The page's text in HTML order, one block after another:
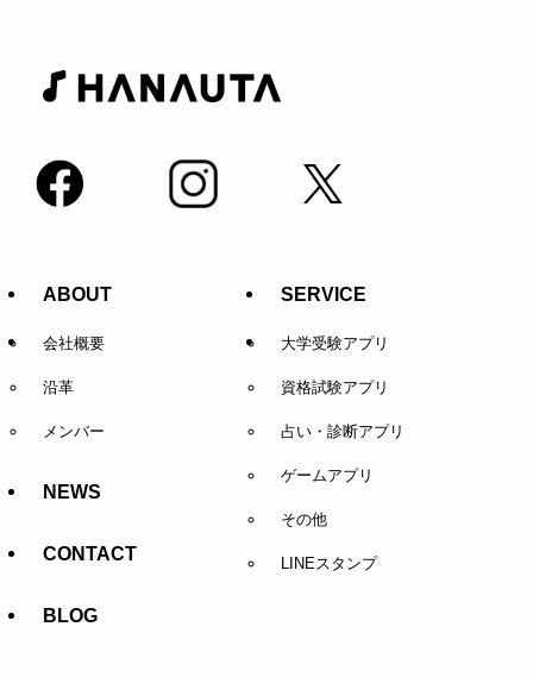
ABOUT
会社概要
沿革
メンバー
NEWS
CONTACT
BLOG
SERVICE
大学受験アプリ
資格試験アプリ
占い・診断アプリ
ゲームアプリ
その他
LINEスタンプ